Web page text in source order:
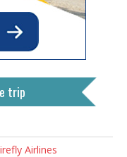
trip
Airlines